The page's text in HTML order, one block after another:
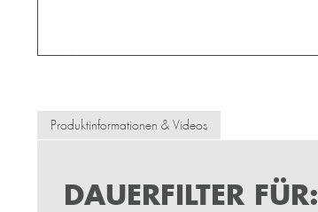
Produktinformationen & Videos
DAUERFILTER FÜR: